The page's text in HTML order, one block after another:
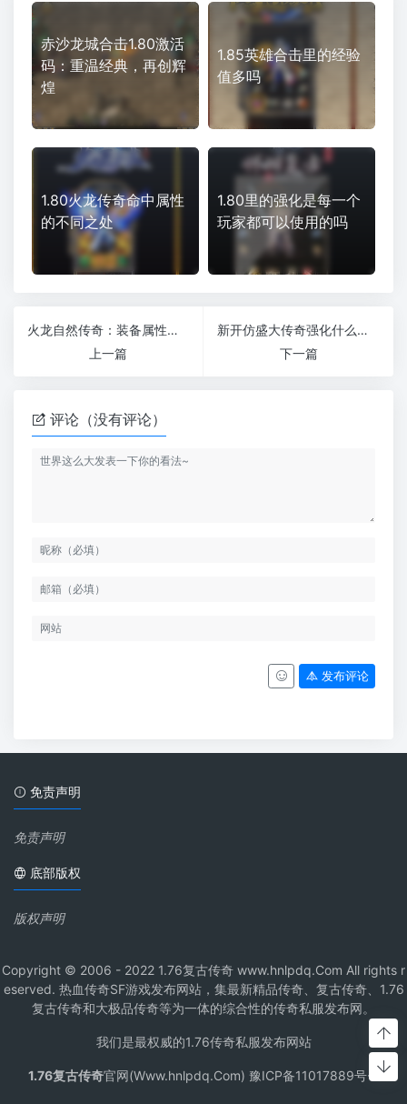
赤沙龙城合击1.80激活
码：重温经典，再创辉
煌
1.85英雄合击里的经验
值多吗
1.80火龙传奇命中属性
的不同之处
1.80里的强化是每一个
玩家都可以使用的吗
火龙自然传奇：装备属性重生，重塑无尽辉煌
上一篇
新开仿盛大传奇强化什么等级能达到10级
下一篇
评论（没有评论）
发布评论
免责声明
免责声明
底部版权
版权声明
Copyright © 2006 - 2022 1.76复古传奇 www.hnlpdq.Com All rights r
eserved. 热血传奇SF游戏发布网站，集最新精品传奇、复古传奇、1.76
复古传奇和大极品传奇等为一体的综合性的传奇私服发布网。
我们是最权威的1.76传奇私服发布网站
1.76复古传奇官网(Www.hnlpdq.Com) 豫ICP备11017889号-1